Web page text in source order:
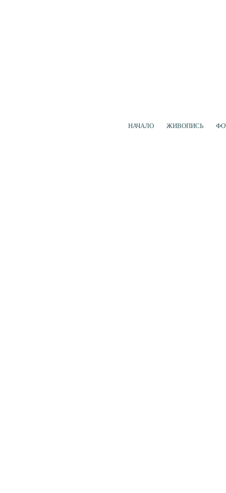
НАЧАЛО ЖИВОПИСЬ